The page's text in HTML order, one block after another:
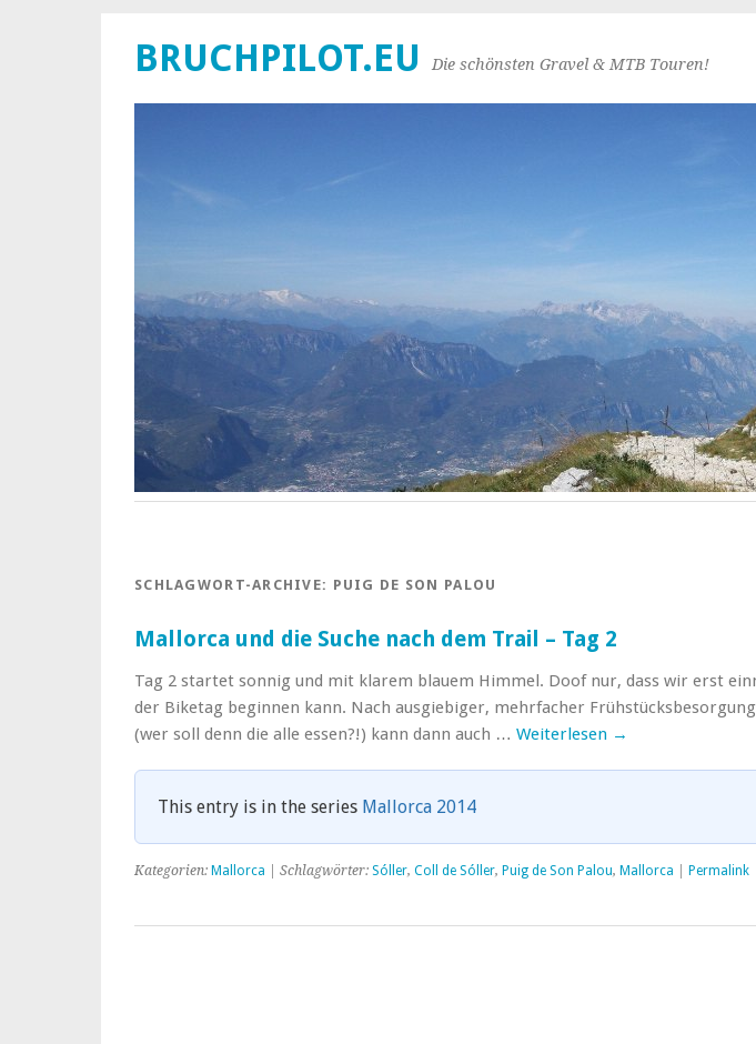
BRUCHPILOT.EU Die schönsten Gravel & MTB Touren!
SCHLAGWORT-ARCHIVE: PUIG DE SON PALOU
Mallorca und die Suche nach dem Trail – Tag 2
Tag 2 startet sonnig und mit klarem blauem Himmel. Doof nur, dass wir erst
der Biketag beginnen kann. Nach ausgiebiger, mehrfacher
(wer soll denn die alle essen?!) kann dann auch … Weiterlesen →
This entry is in the series Mallorca 2014
Kategorien: Mallorca | Schlagwörter: Sóller, Coll de Sóller, Puig de Son Palou, Mallorca Permalink